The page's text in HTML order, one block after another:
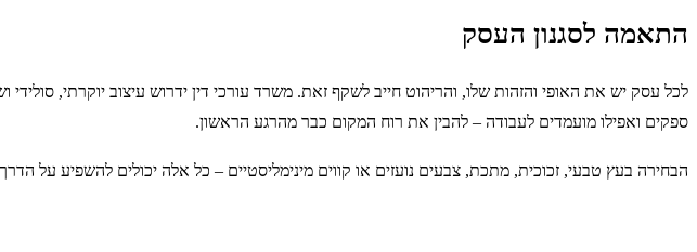
התאמה לסגנון העסק
לכל עסק יש את האופי והזהות שלו, והריהוט חייב לשקף זאת. משרד עורכי דין ידרוש עיצוב יוקרתי,
ספקים ואפילו מועמדים לעבודה – להבין את רוח המקום כבר מהרגע הראשון.
הבחירה בעץ טבעי, זכוכית, מתכת, צבעים נועזים או קווים מינימליסטיים – כל אלה יכולים להשפיע על